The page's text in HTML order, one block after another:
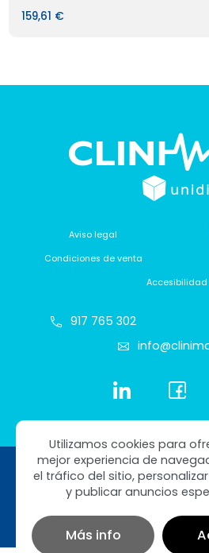
Utilizamos cookies para
mejor experiencia de
el tráfico del sitio,
y publicar anuncios
Más info
159,61 €
Aviso legal
Condiciones de venta
Accesibilidad
917 765 302
Copyright © 2026 Clinimark.
reservados
Diseño web